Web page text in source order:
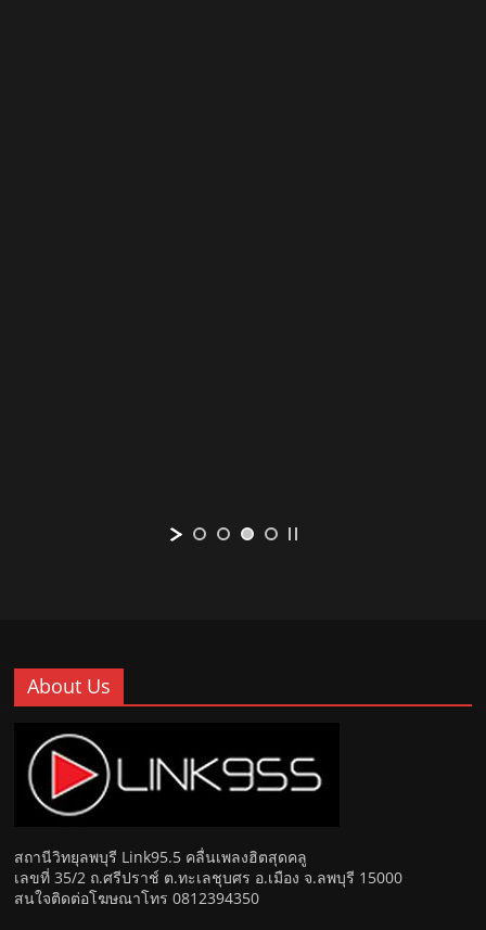
About Us
สถานีวิทยุลพบุรี Link95.5 คลื่นเพลงฮิตสุดคลู
เลขที่ 35/2 ถ.ศรีปราช์ ต.ทะเลชุบศร อ.เมือง จ.ลพบุรี 15000
สนใจติดต่อโฆษณาโทร 0812394350